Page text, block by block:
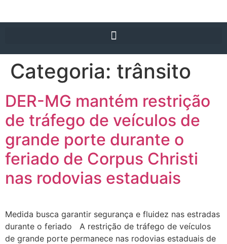
Categoria: trânsito
DER-MG mantém restrição
de tráfego de veículos de
grande porte durante o
feriado de Corpus Christi
nas rodovias estaduais
Medida busca garantir segurança e fluidez nas estradas
durante o feriado A restrição de tráfego de veículos
de grande porte permanece nas rodovias estaduais de